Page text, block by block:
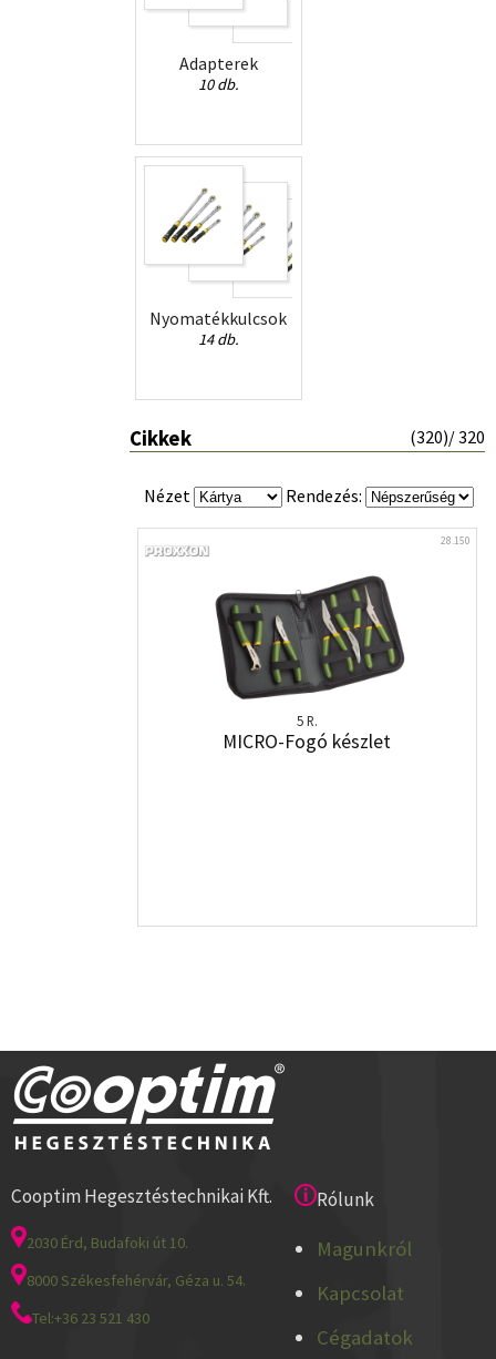
Adapterek
10 db.
Nyomatékkulcsok
14 db.
Cikkek (320)/ 320
Nézet Rendezés:
28.150
5 R.
MICRO-Fogó készlet
Cooptim Hegesztéstechnikai Kft.
2030 Érd, Budafoki út 10.
8000 Székesfehérvár, Géza u. 54.
Tel:+36 23 521 430
Rólunk
Magunkról
Kapcsolat
Cégadatok